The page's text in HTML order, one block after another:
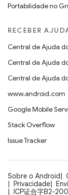
Portabilidade no
RECEBER
Central de Ajuda
Central de Ajuda
Central de Ajuda
www.android.com
Google Mobile
Stack Overflow
Issue Tracker
Sobre o Android
Privacidade
ICP证合字B2-